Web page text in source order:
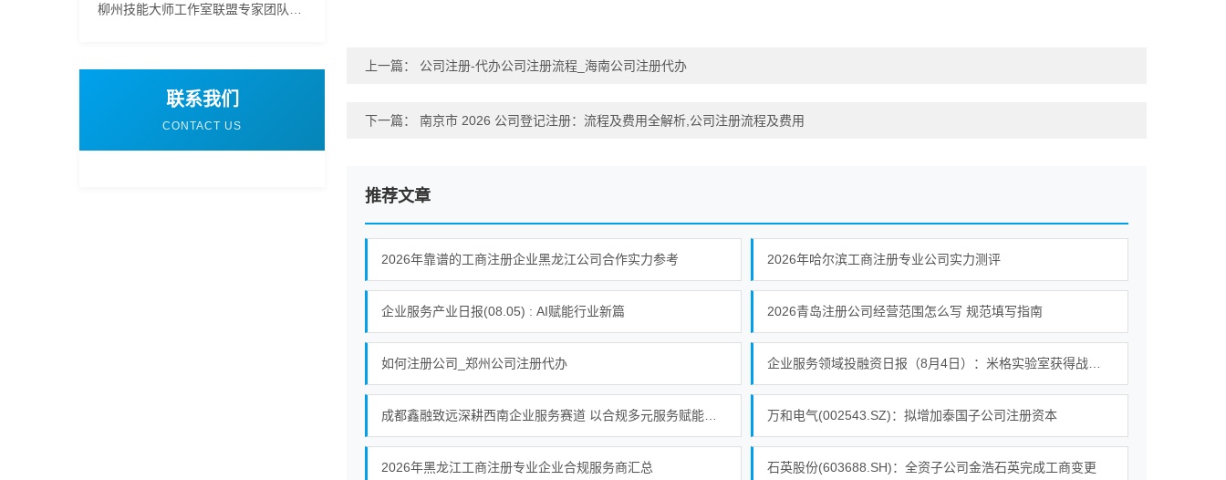
联系我们
CONTACT US
上一篇： 公司注册-代办公司注册流程_海南公司注册代办
下一篇： 南京市 2026 公司登记注册：流程及费用全解析,公司注册流程及费用
推荐文章
2026年靠谱的工商注册企业黑龙江公司合作实力参考 2026年哈尔滨工商注册专业公司实力测评
企业服务产业日报(08.05) : AI赋能行业新篇 2026青岛注册公司经营范围怎么写 规范填写指南
如何注册公司_郑州公司注册代办
成都鑫融致远深耕西南企业服务赛道 以合规多元服务赋能中小微企业提质增效 万和电气(002543.SZ)：拟增加泰国子公司注册资本
2026年黑龙江工商注册专业企业合规服务商汇总 石英股份(603688.SH)：全资子公司金浩石英完成工商变更